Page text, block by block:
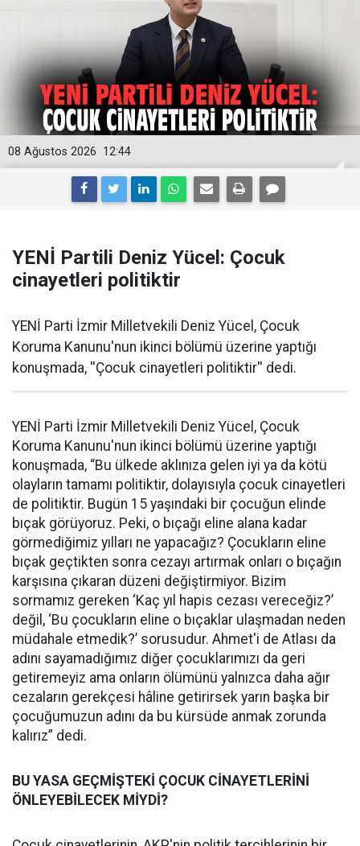
12:44
08 Ağustos 2026
YENİ Partili Deniz Yücel: Çocuk
cinayetleri politiktir
YENİ Parti İzmir Milletvekili Deniz Yücel, Çocuk
Koruma Kanunu'nun ikinci bölümü üzerine yaptığı
konuşmada, ''Çocuk cinayetleri politiktir'' dedi.
YENİ Parti İzmir Milletvekili Deniz Yücel, Çocuk
Koruma Kanunu'nun ikinci bölümü üzerine yaptığı
konuşmada, “Bu ülkede aklınıza gelen iyi ya da kötü
olayların tamamı politiktir, dolayısıyla çocuk cinayetleri
de politiktir. Bugün 15 yaşındaki bir çocuğun elinde
bıçak görüyoruz. Peki, o bıçağı eline alana kadar
görmediğimiz yılları ne yapacağız? Çocukların eline
bıçak geçtikten sonra cezayı artırmak onları o bıçağın
karşısına çıkaran düzeni değiştirmiyor. Bizim
sormamız gereken ‘Kaç yıl hapis cezası vereceğiz?’
değil, ‘Bu çocukların eline o bıçaklar ulaşmadan neden
müdahale etmedik?’ sorusudur. Ahmet'i de Atlası da
adını sayamadığımız diğer çocuklarımızı da geri
getiremeyiz ama onların ölümünü yalnızca daha ağır
cezaların gerekçesi hâline getirirsek yarın başka bir
çocuğumuzun adını da bu kürsüde anmak zorunda
kalırız” dedi.
BU YASA GEÇMİŞTEKİ ÇOCUK CİNAYETLERİNİ
ÖNLEYEBİLECEK MİYDİ?